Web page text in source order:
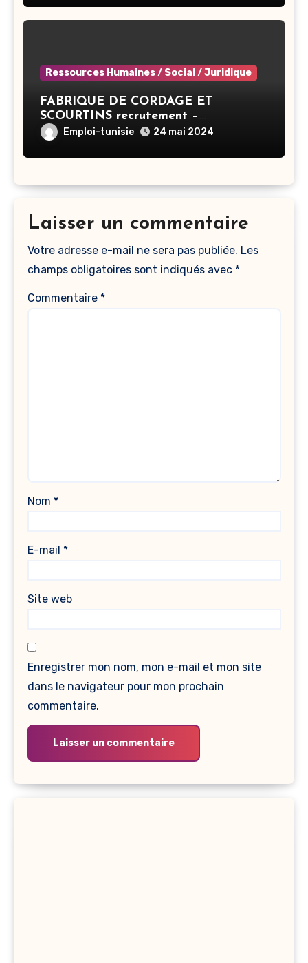
Ressources Humaines / Social / Juridique
FABRIQUE DE CORDAGE ET
SCOURTINS recrutement –
Responsable RH – Ben Arous
Emploi-tunisie 24 mai 2024
Laisser un commentaire
Votre adresse e-mail ne sera pas publiée. Les
champs obligatoires sont indiqués avec *
Commentaire *
Nom *
E-mail *
Site web
Enregistrer mon nom, mon e-mail et mon site
dans le navigateur pour mon prochain
commentaire.